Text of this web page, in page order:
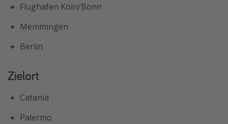
Flughafen Köln/Bonn
Memmingen
Berlin
Zielort
Catania
Palermo